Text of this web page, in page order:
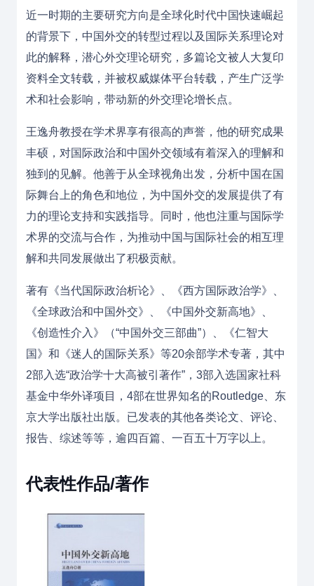
近一时期的主要研究方向是全球化时代中国快速崛起
的背景下，中国外交的转型过程以及国际关系理论对
此的解释，潜心外交理论研究，多篇论文被人大复印
资料全文转载，并被权威媒体平台转载，产生广泛学
术和社会影响，带动新的外交理论增长点。
王逸舟教授在学术界享有很高的声誉，他的研究成果
丰硕，对国际政治和中国外交领域有着深入的理解和
独到的见解。他善于从全球视角出发，分析中国在国
际舞台上的角色和地位，为中国外交的发展提供了有
力的理论支持和实践指导。同时，他也注重与国际学
术界的交流与合作，为推动中国与国际社会的相互理
解和共同发展做出了积极贡献。
著有《当代国际政治析论》、《西方国际政治学》、
《全球政治和中国外交》、《中国外交新高地》、
《创造性介入》（“中国外交三部曲”）、《仁智大
国》和《迷人的国际关系》等20余部学术专著，其中
2部入选“政治学十大高被引著作”，3部入选国家社科
基金中华外译项目，4部在世界知名的Routledge、东
京大学出版社出版。已发表的其他各类论文、评论、
报告、综述等等，逾四百篇、一百五十万字以上。
代表性作品/著作